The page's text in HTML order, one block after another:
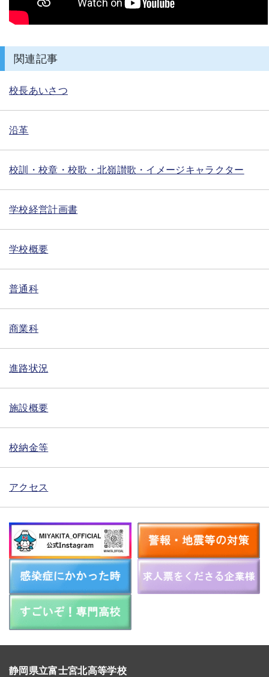
関連記事
校長あいさつ
沿革
校訓・校章・校歌・北嶺讃歌・イメージキャラクター
学校経営計画書
学校概要
普通科
商業科
進路状況
施設概要
校納金等
アクセス
静岡県立富士宮北高等学校